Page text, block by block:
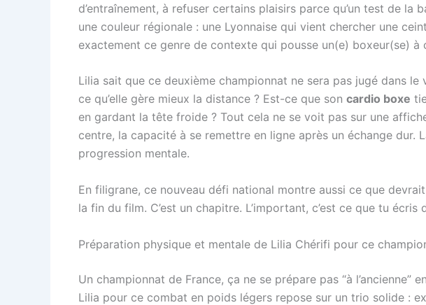
d’entraînement, à refuser certains plaisirs parce qu’un test de
une couleur régionale : une Lyonnaise qui vient chercher une
exactement ce genre de contexte qui pousse un(e) boxeur(se) à
Lilia sait que ce deuxième championnat ne sera pas jugé dans
ce qu’elle gère mieux la distance ? Est-ce que son cardio boxe
en gardant la tête froide ? Tout cela ne se voit pas sur une
centre, la capacité à se remettre en ligne après un échange
progression mentale.
En filigrane, ce nouveau défi national montre aussi ce que
la fin du film. C’est un chapitre. L’important, c’est ce que tu écris
Préparation physique et mentale de Lilia Chérifi pour ce
Un championnat de France, ça ne se prépare pas “à
Lilia pour ce combat en poids légers repose sur un trio solide :